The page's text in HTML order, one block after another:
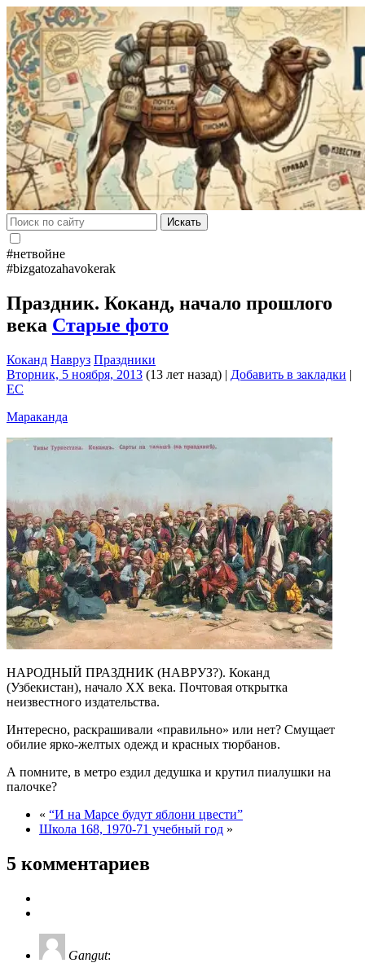
Искать
#нетвойне
#bizgatozahavokerak
Праздник. Коканд, начало прошлого
века Старые фото
Коканд Навруз Праздники
Вторник, 5 ноября, 2013 (13 лет назад) | Добавить в закладки |
EC
Мараканда
НАРОДНЫЙ ПРАЗДНИК (НАВРУЗ?). Коканд
(Узбекистан), начало XX века. Почтовая открытка
неизвестного издательства.
Интересно, раскрашивали «правильно» или нет? Смущает
обилие ярко-желтых одежд и красных тюрбанов.
А помните, в метро ездил дедушка и крутил пиалушки на
палочке?
« “И на Марсе будут яблони цвести”
Школа 168, 1970-71 учебный год »
5 комментариев
Gangut: